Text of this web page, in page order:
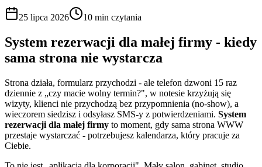
25 lipca 2026 10 min czytania
System rezerwacji dla małej firmy - kiedy
sama strona nie wystarcza
Strona działa, formularz przychodzi - ale telefon dzwoni 15 raz
dziennie z „czy macie wolny termin?", w notesie krzyżują się
wizyty, klienci nie przychodzą bez przypomnienia (no-show), a
wieczorem siedzisz i odsyłasz SMS-y z potwierdzeniami. System
rezerwacji dla małej firmy to moment, gdy sama strona WWW
przestaje wystarczać - potrzebujesz kalendarza, który pracuje za
Ciebie.